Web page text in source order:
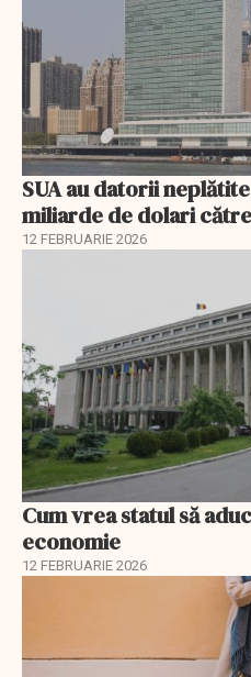
SUA au datorii
miliarde de dolari
12 FEBRUARIE 2026
Cum vrea statul să
economie
12 FEBRUARIE 2026